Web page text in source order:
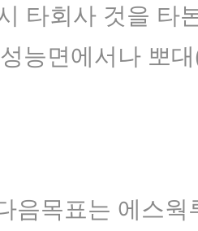
타회사 것을 타
능면에서나 뽀
음목표는 에스